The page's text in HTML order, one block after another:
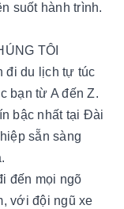
suốt hành trình.
TÔI
đi du lịch tự túc
bạn từ A đến Z.
bậc nhất tại Đài
sẵn sàng
đến mọi ngõ
với đội ngũ xe